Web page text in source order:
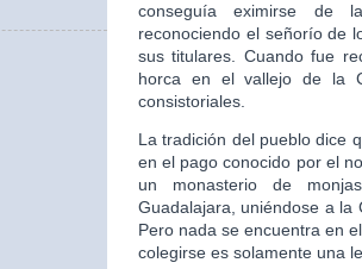
conseguía eximirse de
reconociendo el señorío de
sus titulares. Cuando fue
horca en el vallejo de la
consistoriales.
La tradición del pueblo dice
en el pago conocido por el
un monasterio de
Guadalajara, uniéndose a la
Pero nada se encuentra en
colegirse es solamente una